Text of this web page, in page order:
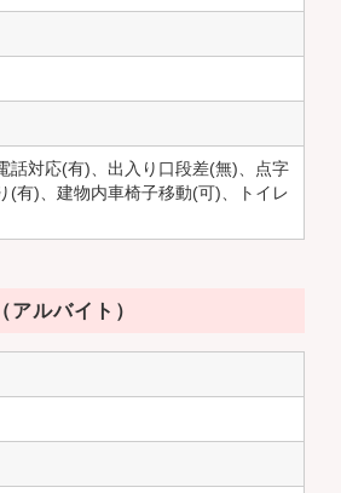
話対応(有)、出入り口段差(無)、点字
(有)、建物内車椅子移動(可)、トイレ
ルバイト）